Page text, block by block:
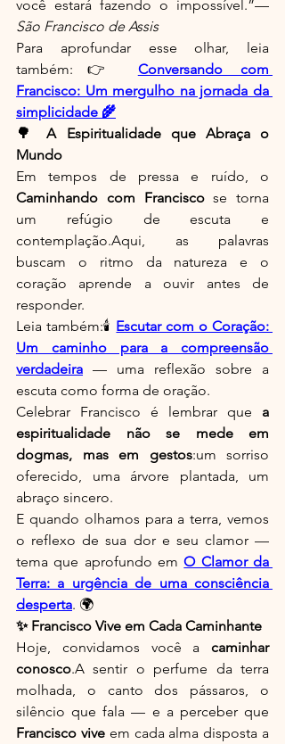
São Francisco de Assis
Para aprofundar esse olhar, leia
também:👉 Conversando com
Francisco: Um mergulho na jornada da
simplicidade 🌾
🌳 A Espiritualidade que Abraça o
Mundo
Caminhando com Francisco se torna
um refúgio de escuta e
contemplação.Aqui, as palavras
buscam o ritmo da natureza e o
coração aprende a ouvir antes de
responder.
Leia também:🕯️ Escutar com o Coração:
Um caminho para a compreensão
verdadeira — uma reflexão sobre a
escuta como forma de oração.
Celebrar Francisco é lembrar que a
espiritualidade não se mede em
dogmas, mas em gestos:um sorriso
oferecido, uma árvore plantada, um
abraço sincero.
E quando olhamos para a terra, vemos
o reflexo de sua dor e seu clamor —
tema que aprofundo em O Clamor da
Terra: a urgência de uma consciência
desperta. 🌍
✨ Francisco Vive em Cada Caminhante
Hoje, convidamos você a caminhar
conosco.A sentir o perfume da terra
molhada, o canto dos pássaros, o
Francisco vive em cada alma disposta a